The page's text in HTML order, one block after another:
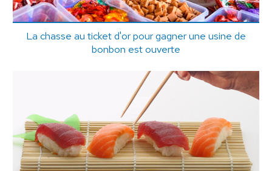
La chasse au ticket d'or pour gagner une usine de
bonbon est ouverte